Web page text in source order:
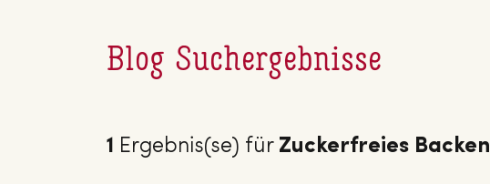
Blog Suchergebnisse
1 Ergebnis(se) für Zuckerfreies Backen